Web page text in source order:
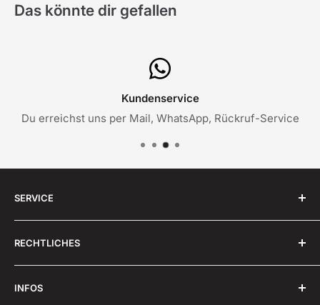
Das könnte dir gefallen
Kundenservice
Du erreichst uns per Mail, WhatsApp, Rückruf-Service
SERVICE
✉️ Sende uns eineE-Mail
💬 Schreibe uns über
🔁 Rückruf-Service: +49 (0)2261-9939353
RECHTLICHES
AGB
Impressum
INFOS